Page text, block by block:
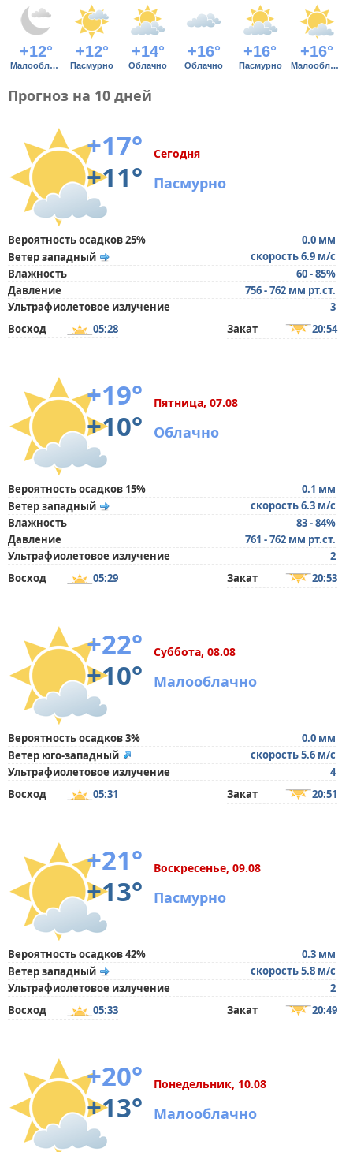
+12° +12° +14° +16° +16° +16°
Малооблачно Пасмурно Облачно Облачно Пасмурно Малооблачно
Прогноз на 10 дней
+17°
+11°
Сегодня
Пасмурно
Вероятность осадков 25%
0.0 мм
Ветер западный
скорость 6.9 м/с
Влажность
60 - 85%
Давление
756 - 762 мм рт.ст.
Ультрафиолетовое излучение
3
Восход
05:28 Закат 20:54
+19°
+10°
Пятница, 07.08
Облачно
Вероятность осадков 15%
0.1 мм
Ветер западный
скорость 6.3 м/с
Влажность
83 - 84%
Давление
761 - 762 мм рт.ст.
Ультрафиолетовое излучение
2
Восход
05:29 Закат 20:53
+22°
+10°
Суббота, 08.08
Малооблачно
Вероятность осадков 3%
0.0 мм
Ветер юго-западный
скорость 5.6 м/с
Ультрафиолетовое излучение
4
Восход
05:31 Закат 20:51
+21°
+13°
Воскресенье, 09.08
Пасмурно
Вероятность осадков 42%
0.3 мм
Ветер западный
скорость 5.8 м/с
Ультрафиолетовое излучение
2
Восход
05:33 Закат 20:49
+20°
+13°
Понедельник, 10.08
Малооблачно